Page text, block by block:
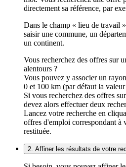
directement sa référence, par
Dans le champ « lieu de travail
saisir une commune, un
un continent.
Vous recherchez des offres sur
alentours ?
Vous pouvez y associer un
0 et 100 km (par défaut la
Si vous recherchez des offres
devez alors effectuer deux
Lancez votre recherche en
offres d'emploi correspondant à
restituée.
2. Affiner les résultats de votre